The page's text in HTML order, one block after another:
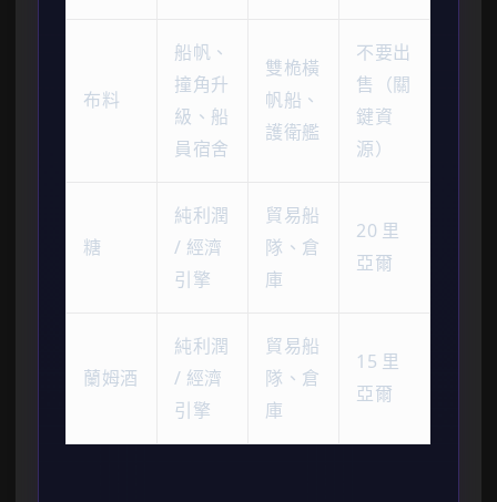
布料
船帆、
撞角升
級、船
員宿舍
雙桅橫
帆船、
護衛艦
不要出
售（關
鍵資
源）
糖
純利潤
/ 經濟
引擎
貿易船
隊、倉
庫
20 里
亞爾
蘭姆酒
純利潤
/ 經濟
引擎
貿易船
隊、倉
庫
15 里
亞爾